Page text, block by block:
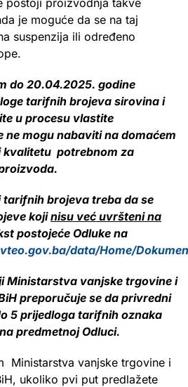
je moguće da se na taj
suspenzija ili određeno
do 20.04.2025. godine
tarifnih brojeva sirovina i
u procesu vlastite
ne mogu nabaviti na domaćem
potrebnom za
tarifnih brojeva treba da se
kojinisu već uvršteni na
postojeće Odluke na
data/Home/
Ministarstva vanjske trgovine i
preporučuje se da privredni
5 prijedloga tarifnih oznaka
predmetnoj Odluci.
Ministarstva vanjske trgovine i
ukoliko pvi put predlažete